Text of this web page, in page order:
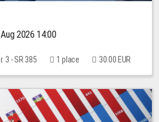
2026 14:00
3 - SR 385 1 place 30.00 EUR